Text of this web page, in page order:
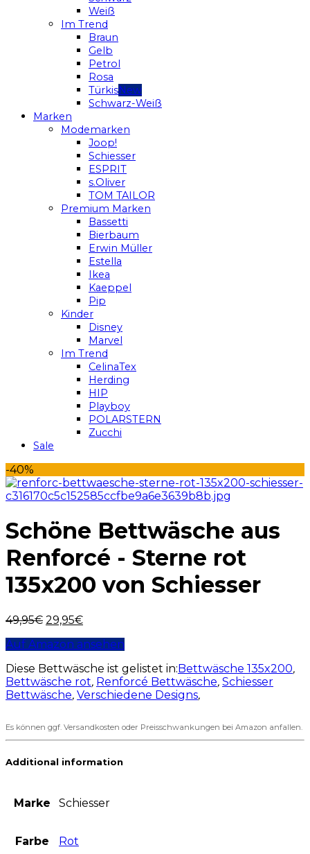
Weiß
Im Trend
Braun
Gelb
Petrol
Rosa
Türkis
Schwarz-Weiß
Marken
Modemarken
Joop!
Schiesser
ESPRIT
s.Oliver
TOM TAILOR
Premium Marken
Bassetti
Bierbaum
Erwin Müller
Estella
Ikea
Kaeppel
Pip
Kinder
Disney
Marvel
Im Trend
CelinaTex
Herding
HIP
Playboy
POLARSTERN
Zucchi
Sale
-40%
Schöne Bettwäsche aus
Renforcé - Sterne rot
135x200 von Schiesser
49,95€ 29,95€
Auf Amazon ansehen
Diese Bettwäsche ist gelistet in:Bettwäsche 135x200,
Bettwäsche rot, Renforcé Bettwäsche, Schiesser
Bettwäsche, Verschiedene Designs,
Es können ggf. Versandkosten oder Preisschwankungen bei Amazon anfallen.
Additional information
Marke Schiesser
Farbe Rot